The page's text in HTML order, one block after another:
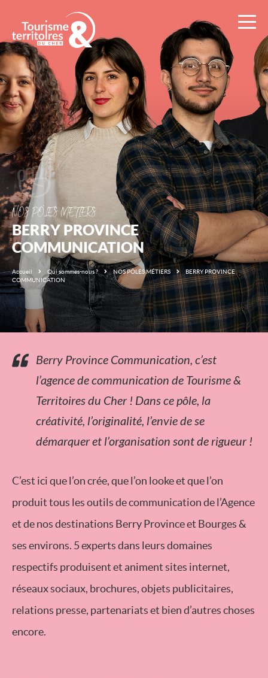
Ad2T
:
Tourisme
et
Territoires
du
Cher
NOS PÔLES MÉTIERS
BERRY PROVINCE
COMMUNICATION
Accueil Qui sommes-nous ? NOS PÔLES MÉTIERS
BERRY PROVINCE
COMMUNICATION
Berry Province Communication, c’est
l’agence de communication de Tourisme &
Territoires du Cher ! Dans ce pôle, la
créativité, l’originalité, l’envie de se
démarquer et l’organisation sont de rigueur !
C’est ici que l’on crée, que l’on looke et que l’on
produit tous les outils de communication de l’Agence
et de nos destinations Berry Province et Bourges &
ses environs. 5 experts dans leurs domaines
respectifs produisent et animent sites internet,
réseaux sociaux, brochures, objets publicitaires,
relations presse, partenariats et bien d’autres choses
encore.